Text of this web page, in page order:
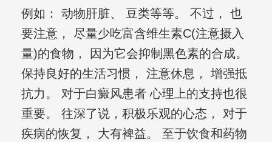
例如： 动物肝脏、 豆类等等。 不过， 也
要注意， 尽量少吃富含维生素C(注意摄入
量)的食物， 因为它会抑制黑色素的合成。
保持良好的生活习惯， 注意休息， 增强抵
抗力。 对于白癜风患者 心理上的支持也很
重要。 往深了说，积极乐观的心态， 对于
疾病的恢复， 大有裨益。 至于饮食和药物